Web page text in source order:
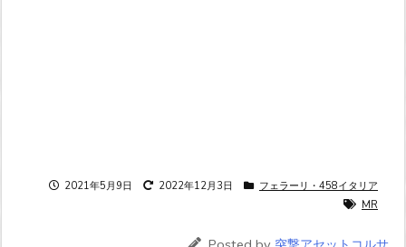
2021年5月9日 2022年12月3日
フェラーリ・458イタリア
MR